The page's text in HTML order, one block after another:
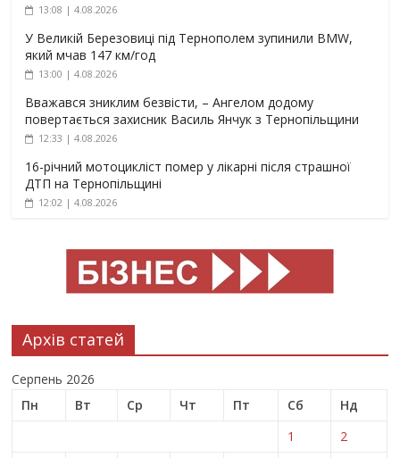
13:08 | 4.08.2026
У Великій Березовиці під Тернополем зупинили BMW,
який мчав 147 км/год
13:00 | 4.08.2026
Вважався зниклим безвісти, – Ангелом додому
повертається захисник Василь Янчук з Тернопільщини
12:33 | 4.08.2026
16-річний мотоцикліст помер у лікарні після страшної
ДТП на Тернопільщині
12:02 | 4.08.2026
Архів статей
Серпень 2026
Пн
Вт Ср Чт Пт Сб
Нд
1
2